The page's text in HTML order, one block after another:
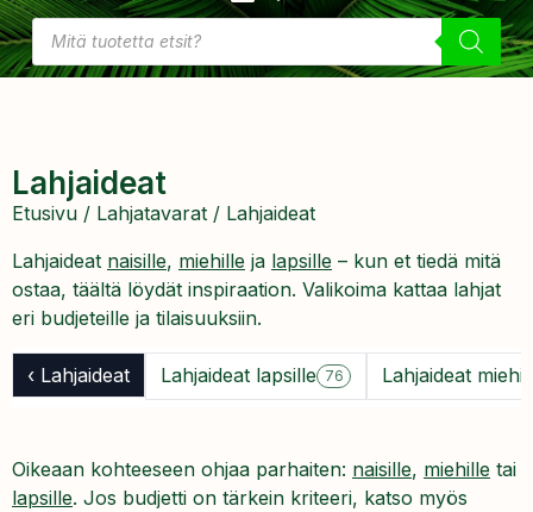
Lahjaideat
Etusivu / Lahjatavarat / Lahjaideat
Lahjaideat naisille, miehille ja lapsille – kun et tiedä mitä
ostaa, täältä löydät inspiraation. Valikoima kattaa lahjat
eri budjeteille ja tilaisuuksiin.
‹ Lahjaideat Lahjaideat lapsille 76 Lahjaideat
Oikeaan kohteeseen ohjaa parhaiten: naisille, miehille tai
lapsille. Jos budjetti on tärkein kriteeri, katso myös